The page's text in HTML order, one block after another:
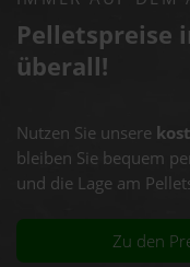
Pelletspreise
überall!
Nutzen Sie unsere
bleiben Sie bequem
und die Lage am
Zu den